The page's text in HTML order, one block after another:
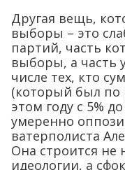
Другая вещь,
выборы – это
партий, часть
выборы, а часть
числе тех, кто
(который был по
этом году с 5%
умеренно
ватерполиста
Она строится не
идеологии, а